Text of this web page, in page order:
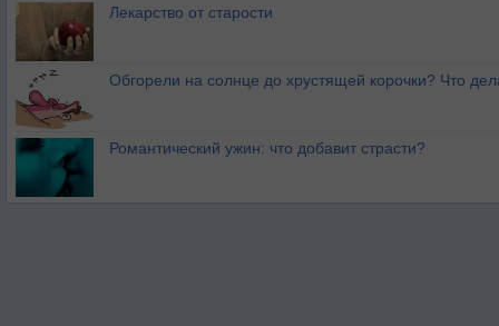
Лекарство от старости
Обгорели на солнце до хрустящей корочки? Что
Романтический ужин: что добавит страсти?